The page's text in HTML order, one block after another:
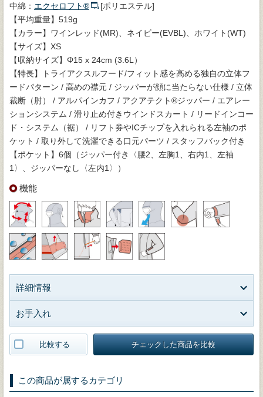
中綿： エクセロフト®
[ポリエステル]
【平均重量】519g
【カラー】ワインレッド(MR)、ネイビー(EVBL)、ホワイト(WT)
【サイズ】XS
【収納サイズ】Φ15 x 24cm (3.6L）
【特長】トライアクスルフード/フィット感を高める独自の立体フ
ードパターン / 高めの襟元 / ジッパーが顔に当たらない仕様 / 立体
裁断（肘） / アルパインカフ / アクアテクト®ジッパー / エアレー
ションシステム / 滑り止め付きウインドスカート / リードインコー
ド・システム（裾） / リフト券やICチップを入れられる左袖のポ
ケット / 取り外して洗濯できる口元パーツ / スタッフバック付き
【ポケット】6個（ジッパー付き〈腰2、左胸1、右内1、左袖
1〉、ジッパーなし〈左内1〉）
機能
詳細情報
お手入れ
比較する チェックした商品を比較
この商品が属するカテゴリ